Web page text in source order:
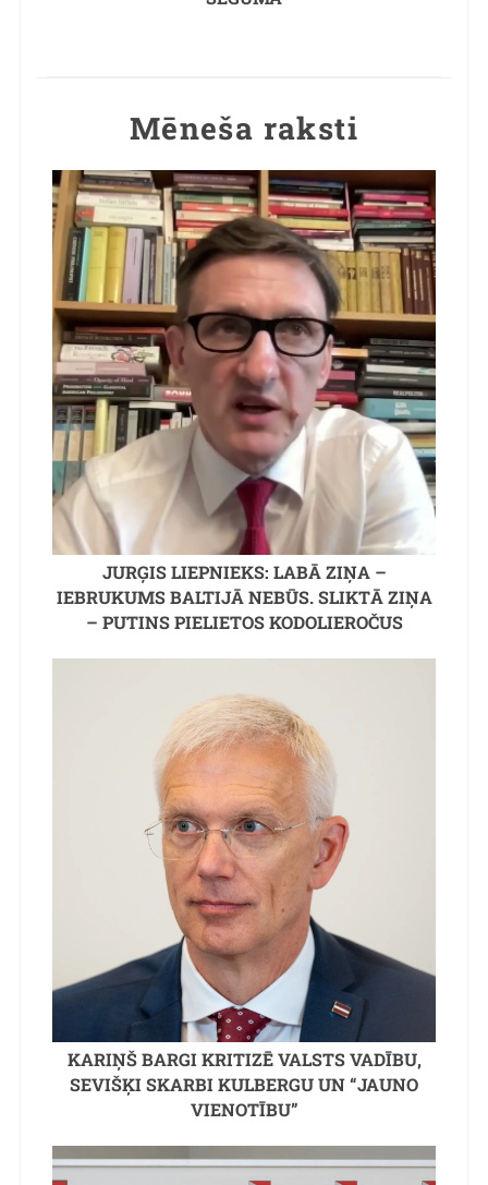
Mēneša raksti
JURĢIS LIEPNIEKS: LABĀ ZIŅA –
IEBRUKUMS BALTIJĀ NEBŪS. SLIKTĀ ZIŅA
– PUTINS PIELIETOS KODOLIEROČUS
KARIŅŠ BARGI KRITIZĒ VALSTS VADĪBU,
SEVIŠĶI SKARBI KULBERGU UN “JAUNO
VIENOTĪBU”